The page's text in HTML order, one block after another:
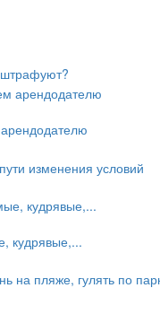
изменения условий
кудрявые,...
на пляже, гулять по